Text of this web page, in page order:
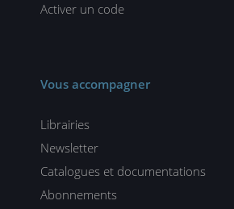
Activer un code
Vous accompagner
Librairies
Newsletter
Catalogues et documentations
Abonnements